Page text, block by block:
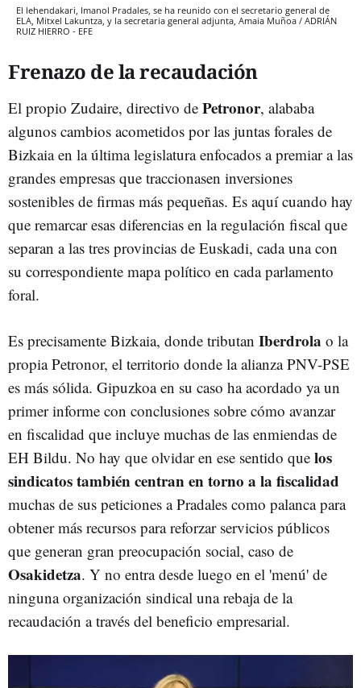
El lehendakari, Imanol Pradales, se ha reunido con el secretario general de
ELA, Mitxel Lakuntza, y la secretaria general adjunta, Amaia Muñoa / ADRIÁN
RUIZ HIERRO - EFE
Frenazo de la recaudación
El propio Zudaire, directivo de Petronor, alababa
algunos cambios acometidos por las juntas forales de
Bizkaia en la última legislatura enfocados a premiar a las
grandes empresas que traccionasen inversiones
sostenibles de firmas más pequeñas. Es aquí cuando hay
que remarcar esas diferencias en la regulación fiscal que
separan a las tres provincias de Euskadi, cada una con
su correspondiente mapa político en cada parlamento
foral.
Es precisamente Bizkaia, donde tributan Iberdrola o la
propia Petronor, el territorio donde la alianza PNV-PSE
es más sólida. Gipuzkoa en su caso ha acordado ya un
primer informe con conclusiones sobre cómo avanzar
en fiscalidad que incluye muchas de las enmiendas de
EH Bildu. No hay que olvidar en ese sentido que los
sindicatos también centran en torno a la fiscalidad
muchas de sus peticiones a Pradales como palanca para
obtener más recursos para reforzar servicios públicos
que generan gran preocupación social, caso de
Osakidetza. Y no entra desde luego en el 'menú' de
ninguna organización sindical una rebaja de la
recaudación a través del beneficio empresarial.